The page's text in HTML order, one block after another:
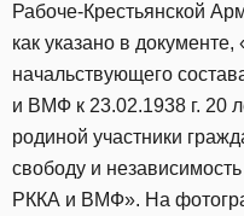
Рабоче-Крестьянской
как указано в
начальствующего
и ВМФ к 23.02.1938 г. 20
родиной участники
свободу и
РККА и ВМФ». На